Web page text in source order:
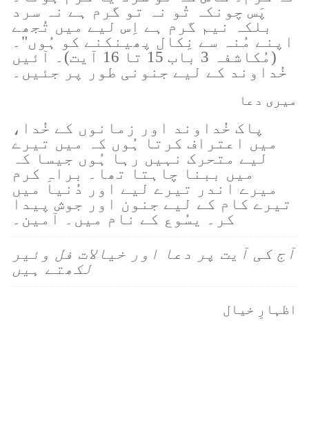
پَس چونکہ تُو نہ تو گرم ہے نہ سرد
بلکہ نیم گرم ہے اِس لیے میں تُجھے
اپنے مُنہ سے نِکال پھینکنے کو ہُوں"۔
(مُکاشفہ 3 باب 15 تا 16 آیت)۔ آئیں
خُداوند کے لیے جنونی طور پر جئیں۔
میری دعا
پاک خُداوند اور زمانوں کے خُدا،
میں اعتراف کرتا ہُوں کہ میں تیرے
لیے متحرک نہیں رہا ہُوں جیسا کہ
میں ببنا چاہتا تھا۔ براہِ کرم
میرے اندر تیرے لیے اور دُنیا میں
تیرے کام کے لیے جنون اور جوش پیدا
کر۔ یسُوع کے نام میں۔ آمین۔
آج کی آیت پر دعا اور خیالات فل وئیر
لکھتے ہیں
اظہارِ خیال